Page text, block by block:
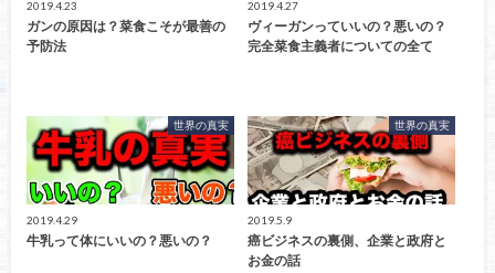
2019.4.23
ガンの原因は？菜食こそが最善の
予防法
2019.4.27
ヴィーガンっていいの？悪いの？
完全菜食主義者についての全て
世界の真実
2019.4.29
牛乳って体にいいの？悪いの？
世界の真実
2019.5.9
癌ビジネスの裏側、企業と政府と
お金の話